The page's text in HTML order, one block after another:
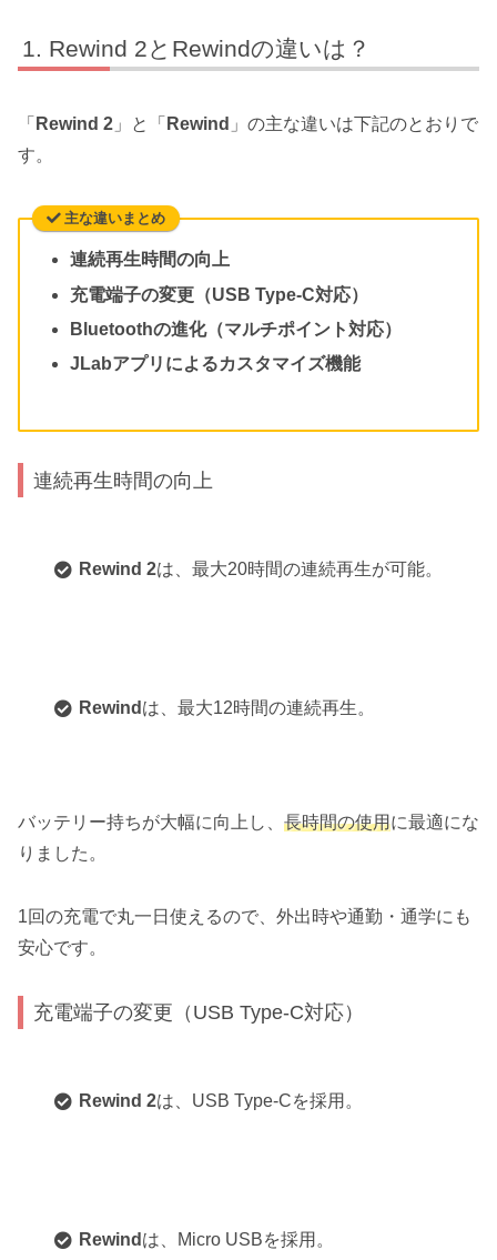
Rewind 2とRewindの違いは？
「 Rewind 2 」と「 Rewind 」の主な違いは下記のとおりで
す。
主な違いまとめ
連続再生時間の向上
充電端子の変更（USB Type-C対応）
Bluetoothの進化（マルチポイント対応）
JLabアプリによるカスタマイズ機能
連続再生時間の向上
Rewind 2は、最大20時間の連続再生が可能。
Rewind は、最大12時間の連続再生。
バッテリー持ちが大幅に向上し、 長時間の使用に最適にな
りました。
1回の充電で丸一日使えるので、外出時や通勤・通学にも
安心です。
充電端子の変更（USB Type-C対応）
Rewind 2は、USB Type-Cを採用。
Rewind は、Micro USBを採用。